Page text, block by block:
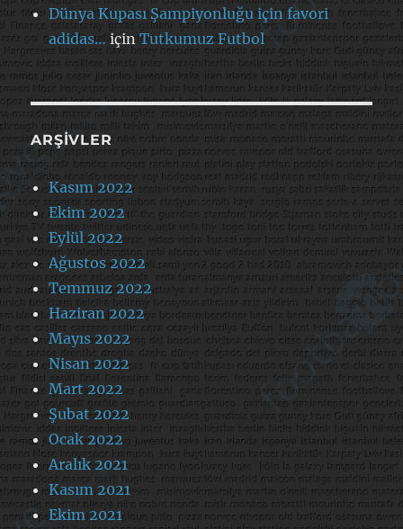
Dünya Kupası Şampiyonluğu için favori
adidas… içinTutkumuz Futbol
ARŞIVLER
Kasım 2022
Ekim 2022
Eylül 2022
Ağustos 2022
Temmuz 2022
Haziran 2022
Mayıs 2022
Nisan 2022
Mart 2022
Şubat 2022
Ocak 2022
Aralık 2021
Kasım 2021
Ekim 2021